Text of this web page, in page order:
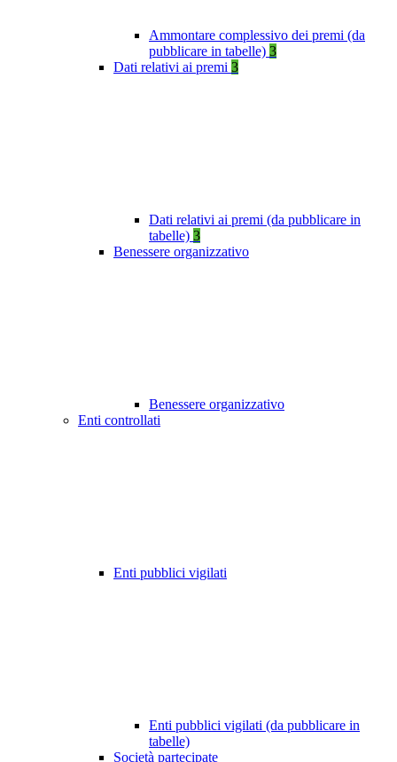
Ammontare complessivo dei premi (da
pubblicare in tabelle) 3
Dati relativi ai premi 3
Dati relativi ai premi (da pubblicare in
tabelle) 3
Benessere organizzativo
Benessere organizzativo
Enti controllati
Enti pubblici vigilati
Enti pubblici vigilati (da pubblicare in
tabelle)
Società partecipate